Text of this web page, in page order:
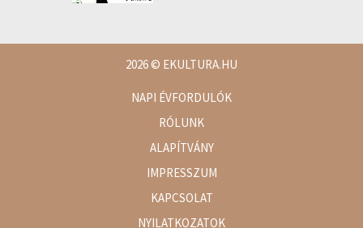
2026© EKULTURA.HU
NAPI ÉVFORDULÓK
RÓLUNK
ALAPÍTVÁNY
IMPRESSZUM
KAPCSOLAT
NYILATKOZATOK